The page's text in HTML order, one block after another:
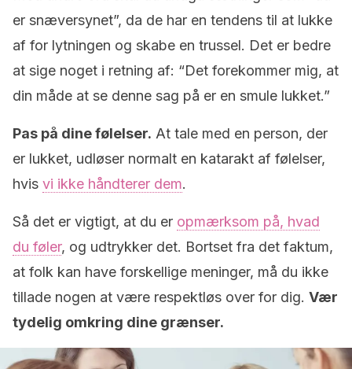
er snæversynet”, da de har en tendens til at lukke
af for lytningen og skabe en trussel. Det er bedre
at sige noget i retning af: “Det forekommer mig, at
din måde at se denne sag på er en smule lukket.”
Pas på dine følelser. At tale med en person, der
er lukket, udløser normalt en katarakt af følelser,
hvis vi ikke håndterer dem.
Så det er vigtigt, at du er opmærksom på, hvad
du føler, og udtrykker det. Bortset fra det faktum,
at folk kan have forskellige meninger, må du ikke
tillade nogen at være respektløs over for dig. Vær
tydelig omkring dine grænser.